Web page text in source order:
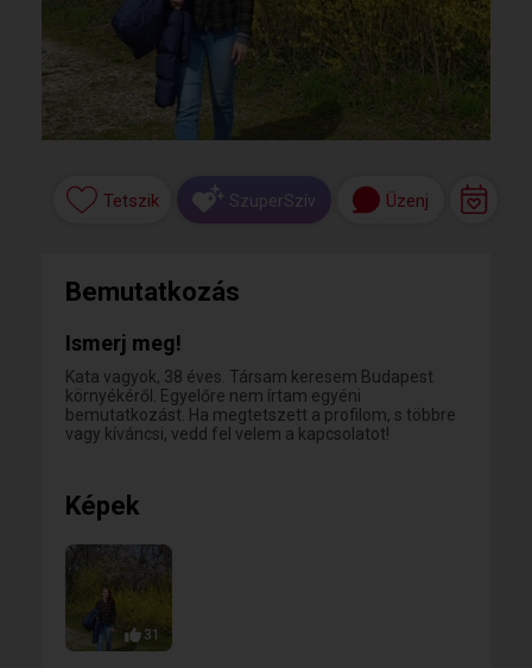
Tetszik SzuperSzív Üzenj
Bemutatkozás
Ismerj meg!
Kata vagyok, 38 éves. Társam keresem Budapest
környékéről. Egyelőre nem írtam egyéni
bemutatkozást. Ha megtetszett a profilom, s többre
vagy kíváncsi, vedd fel velem a kapcsolatot!
Képek
31